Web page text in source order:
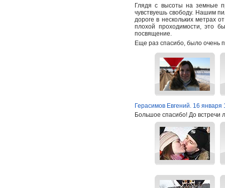
Глядя с высоты на земные
чувствуешь свободу. Нашим
дороге в нескольких метрах
плохой проходимости, это
посвящение.
Еще раз спасибо, было очень
Герасимов Евгений. 16 января
Большое спасибо! До встречи